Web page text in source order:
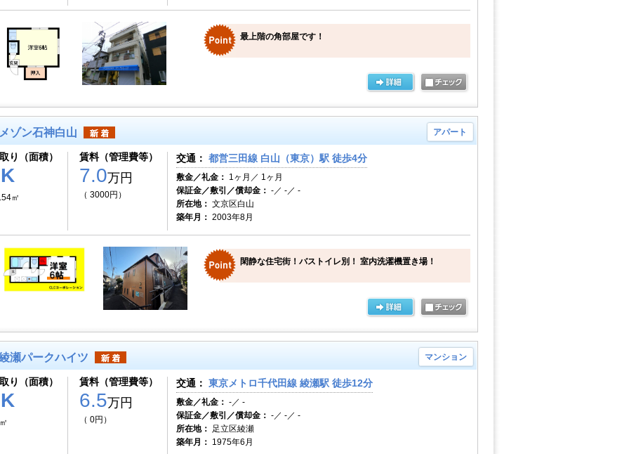
最上階の角部屋です！
ゾン石神白山 アパート
り（面積）
㎡
賃料（管理費等）
7.0万円
（ 3000円）
交通： 都営三田線 白山（東京）駅 徒歩4分
敷金／礼金： 1ヶ月／ 1ヶ月
保証金／敷引／償却金： -／ -／ -
所在地： 文京区白山
築年月： 2003年8月
閑静な住宅街！バストイレ別！ 室内洗濯機置き場！
瀬パークハイツ マンション
り（面積） 賃料（管理費等）
6.5万円
（ 0円）
交通： 東京メトロ千代田線 綾瀬駅 徒歩12分
敷金／礼金： -／ -
保証金／敷引／償却金： -／ -／ -
所在地： 足立区綾瀬
築年月： 1975年6月